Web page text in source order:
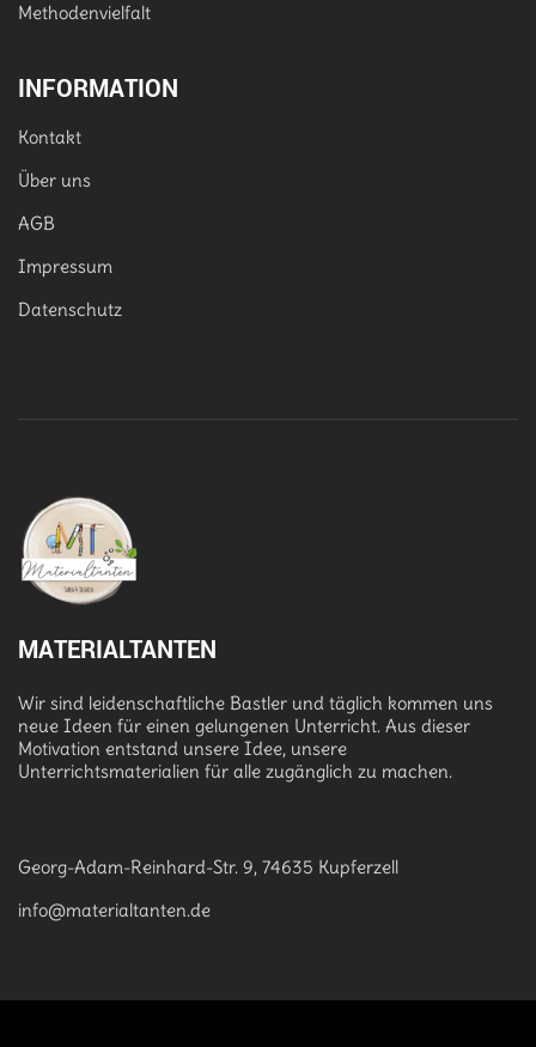
Methodenvielfalt
INFORMATION
Kontakt
Über uns
AGB
Impressum
Datenschutz
MATERIALTANTEN
Wir sind leidenschaftliche Bastler und täglich kommen uns
neue Ideen für einen gelungenen Unterricht. Aus dieser
Motivation entstand unsere Idee, unsere
Unterrichtsmaterialien für alle zugänglich zu machen.
Georg-Adam-Reinhard-Str. 9, 74635 Kupferzell
info@materialtanten.de